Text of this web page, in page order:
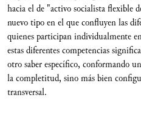
hacia el de "activo socialista flexible
nuevo tipo en el que confluyen las
quienes participan individualmente
estas diferentes competencias
otro saber específico, conformando
la completitud, sino más bien
transversal.